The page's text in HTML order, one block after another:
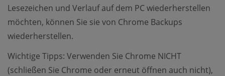
Lesezeichen und Verlauf auf dem PC wiederherstellen
möchten, können Sie sie von Chrome Backups
wiederherstellen.
Wichtige Tipps: Verwenden Sie Chrome NICHT
(schließen Sie Chrome oder erneut öffnen auch nicht),